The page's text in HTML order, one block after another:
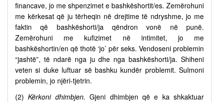
financave, jo me shpenzimet e bashkëshortit/es. Zemërohuni
me kërkesat që ju tërheqin në drejtime të ndryshme, jo me
faktin që bashkëshorti/ja qëndron vonë në punë.
Zemërohuni me kufizimet në intimitet, jo me
bashkëshortin/en që thotë ‘jo’ për seks. Vendoseni problemin
“jashtë”, të ndarë nga ju dhe nga bashkëshorti/ja. Shiheni
veten si duke luftuar së bashku kundër problemit. Sulmoni
problemin, jo njëri-tjetrin.
(2)Kërkoni dhimbjen. Gjeni dhimbjen që e ka shkaktuar